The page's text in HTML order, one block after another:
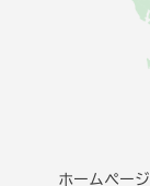
ホームペー